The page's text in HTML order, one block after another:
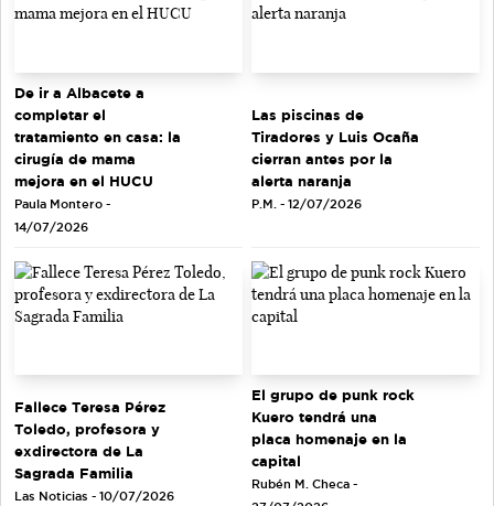
De ir a Albacete a
completar el
tratamiento en casa: la
cirugía de mama
mejora en el HUCU
Paula Montero -
14/07/2026
Las piscinas de
Tiradores y Luis Ocaña
cierran antes por la
alerta naranja
P.M. - 12/07/2026
Fallece Teresa Pérez
Toledo, profesora y
exdirectora de La
Sagrada Familia
Las Noticias - 10/07/2026
El grupo de punk rock
Kuero tendrá una
placa homenaje en la
capital
Rubén M. Checa -